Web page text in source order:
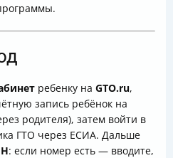
ребенку на GTO.ru,
запись ребёнок на
родителя), затем войти в
ГТО через ЕСИА. Дальше
: если номер есть — вводите,